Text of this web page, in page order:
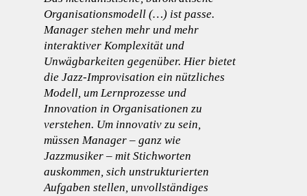
Organisationsmodell (…) ist passe.
Manager stehen mehr und mehr
interaktiver Komplexität und
Unwägbarkeiten gegenüber. Hier bietet
die Jazz-Improvisation ein nützliches
Modell, um Lernprozesse und
Innovation in Organisationen zu
verstehen. Um innovativ zu sein,
müssen Manager – ganz wie
Jazzmusiker – mit Stichworten
auskommen, sich unstrukturierten
Aufgaben stellen, unvollständiges